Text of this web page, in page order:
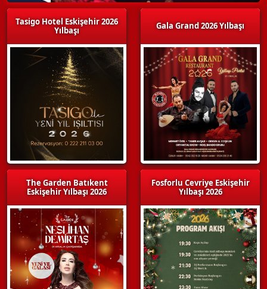
Tasigo Hotel Eskişehir 2026
Yılbaşı
The Garden Batıkent
Eskişehir Yılbaşı 2026
Gala Grand 2026 Yılbaşı
Fosforlu Cevriye Eskişehir
Yılbaşı 2026